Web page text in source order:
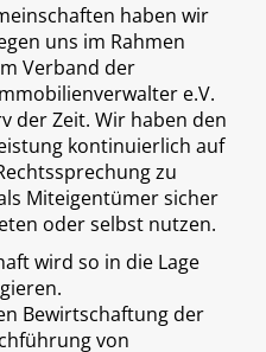
haben wir
uns im Rahmen
Verband der
e.V.
der Zeit. Wir haben den
kontinuierlich auf
zu
Miteigentümer sicher
oder selbst nutzen.
wird so in die Lage
Bewirtschaftung der
von